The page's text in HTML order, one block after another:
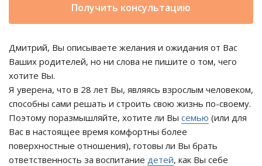
Получить консультацию
Дмитрий, Вы описываете желания и ожидания от Вас
Ваших родителей, но ни слова не пишите о том, чего
хотите Вы.
Я уверена, что в 28 лет Вы, являясь взрослым человеком,
способны сами решать и строить свою жизнь по-своему.
Поэтому поразмышляйте, хотите ли Вы семью (или для
Вас в настоящее время комфортны более
поверхностные отношения), готовы ли Вы брать
ответственность за воспитание детей, как Вы себе